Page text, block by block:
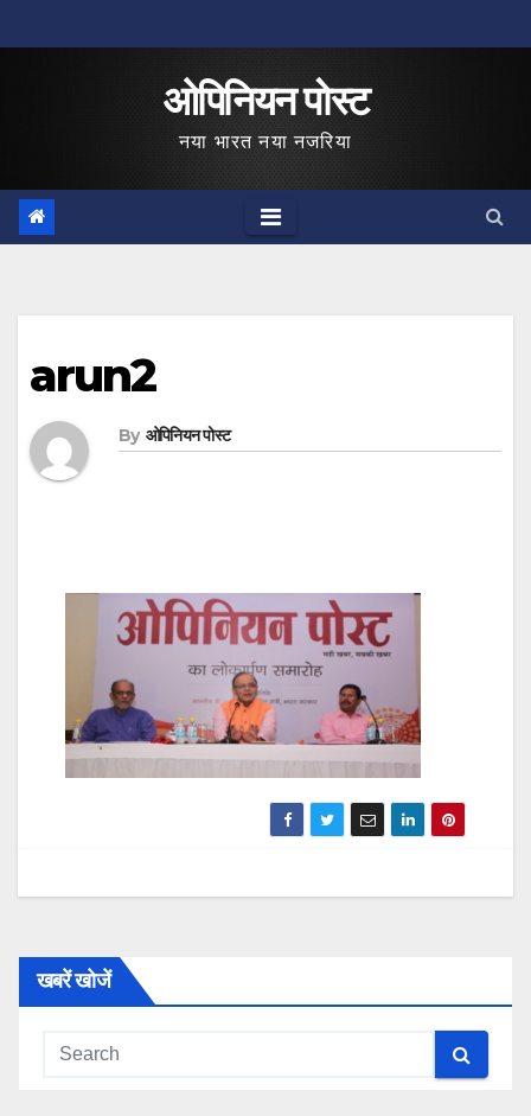
to
ओपिनियन पोस्ट
नया भारत नया नजरिया
arun2
By ओपिनियन पोस्ट
खबरें खोजें